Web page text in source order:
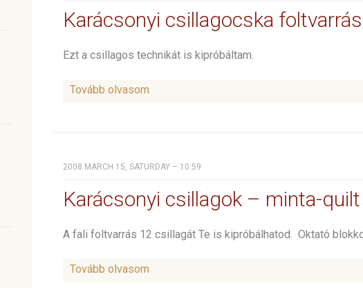
Karácsonyi csillagocska foltvarrás
Ezt a csillagos technikát is kipróbáltam.
Tovább olvasom
2008 MARCH 15, SATURDAY – 10:59
Karácsonyi csillagok – minta-quilt
A fali foltvarrás 12 csillagát Te is kipróbálhatod. Oktató
Tovább olvasom